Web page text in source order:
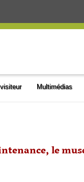
Multimédias
le